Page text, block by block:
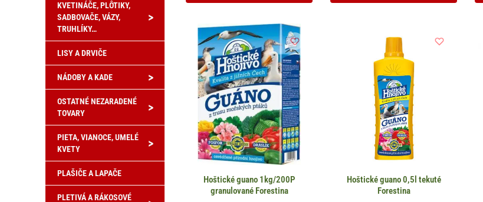
Hoštické guano 1kg/200P
granulované Forestina
Hoštické guano 0,5l tekuté
Forestina
>
KVETINÁČE, PLÔTIKY,
SADBOVAČE, VÁZY,
TRUHLÍKY…
LISY A DRVIČE
>
NÁDOBY A KADE
>
OSTATNÉ NEZARADENÉ
TOVARY
>
PIETA, VIANOCE, UMELÉ
KVETY
PLAŠIČE A LAPAČE
PLETIVÁ A RÁKOSOVÉ